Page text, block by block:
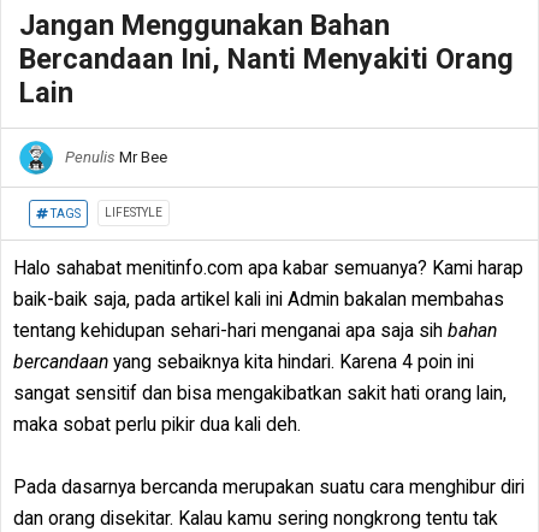
Jangan Menggunakan Bahan
Bercandaan Ini, Nanti Menyakiti Orang
Lain
Penulis Mr Bee
TAGS LIFESTYLE
Halo sahabat menitinfo.com apa kabar semuanya? Kami harap
baik-baik saja, pada artikel kali ini Admin bakalan membahas
tentang kehidupan sehari-hari menganai apa saja sih bahan
bercandaan yang sebaiknya kita hindari. Karena 4 poin ini
sangat sensitif dan bisa mengakibatkan sakit hati orang lain,
maka sobat perlu pikir dua kali deh.
Pada dasarnya bercanda merupakan suatu cara menghibur diri
dan orang disekitar. Kalau kamu sering nongkrong tentu tak